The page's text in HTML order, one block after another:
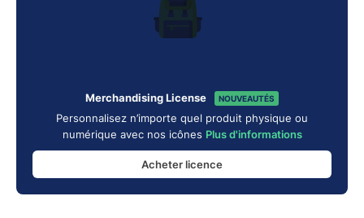
Merchandising License NOUVEAUTÉS
Personnalisez n’importe quel produit physique ou
numérique avec nos icônes Plus d'informations
Acheter licence